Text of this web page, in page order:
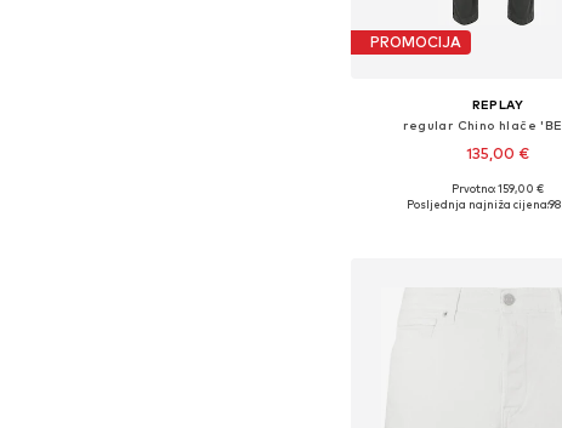
PROMOCIJA
REPLAY
regular Chino hlače
135,00 €
Dostupno u više
Prvotno: 159,00 €
Posljednja najniža cijena: